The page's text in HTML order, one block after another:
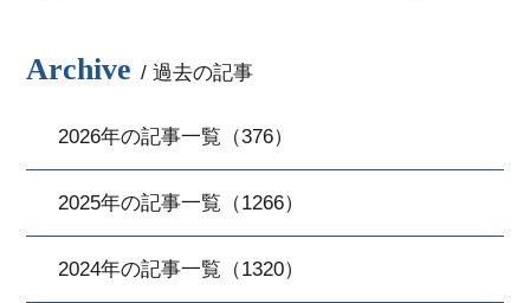
Archive / 過去の記事
2026年の記事一覧（376）
2025年の記事一覧（1266）
2024年の記事一覧（1320）